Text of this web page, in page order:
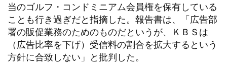
当のゴルフ・コンドミニアム会員権を保有している
ことも行き過ぎだと指摘した。報告書は、「広告部
署の販促業務のためのものだというが、ＫＢＳは
（広告比率を下げ）受信料の割合を拡大するという
方針に合致しない」と批判した。